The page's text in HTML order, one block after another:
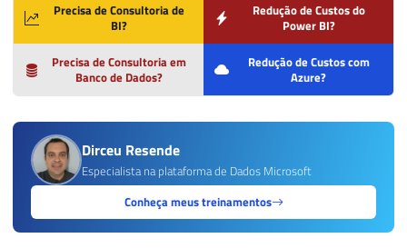
Precisa de Consultoria de
BI?
Redução de Custos do
Power BI?
Precisa de Consultoria em
Banco de Dados?
Redução de Custos com
Azure?
Dirceu Resende
Especialista na plataforma de Dados Microsoft
Conheça meus treinamentos